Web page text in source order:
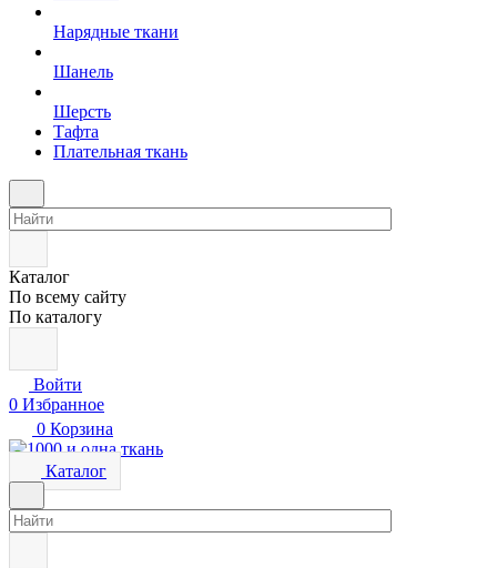
Нарядные ткани
Шанель
Шерсть
Тафта
Плательная ткань
Каталог
По всему сайту
По каталогу
Войти
0 Избранное
0 Корзина
Каталог